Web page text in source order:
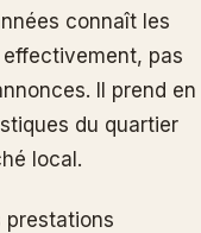
connaît les
pas
Il prend en
du quartier
local.
prestations